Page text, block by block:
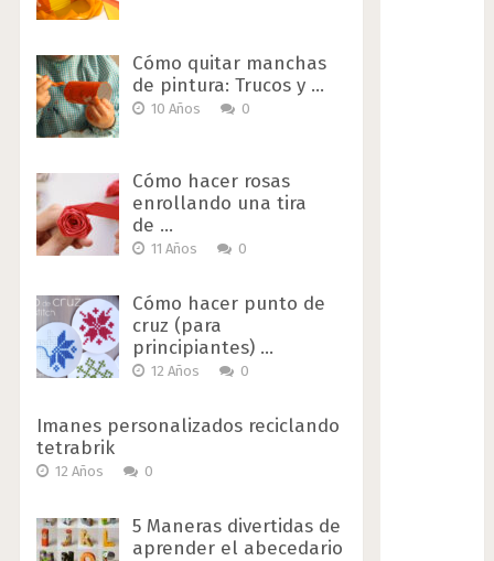
Cómo quitar manchas
de pintura: Trucos y …
10 Años 0
Cómo hacer rosas
enrollando una tira
de …
11 Años 0
Cómo hacer punto de
cruz (para
principiantes) …
12 Años 0
Imanes personalizados reciclando
tetrabrik
12 Años 0
5 Maneras divertidas de
aprender el abecedario